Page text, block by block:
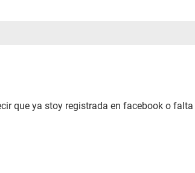
que ya stoy registrada en facebook o falta